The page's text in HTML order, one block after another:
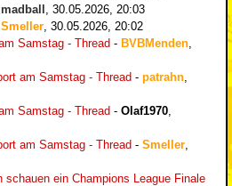
madball
30.05.2026, 20:03
Smeller 30.05.2026, 20:02
Samstag - Thread - BVBMenden
am Samstag - Thread - patrahn
Samstag - Thread - Olaf1970
am Samstag - Thread - Smeller
schauen ein Champions League Finale